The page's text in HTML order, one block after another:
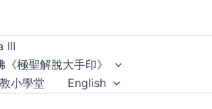
III
極聖解脫大手印》
小學堂 English